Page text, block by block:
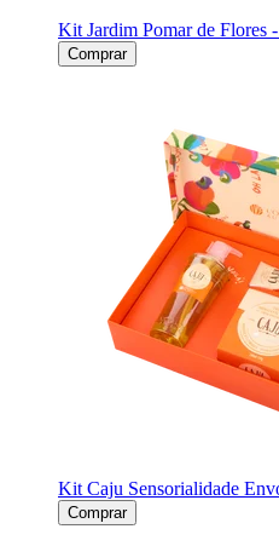
Kit Jardim Pomar de Flores
Comprar
Kit Caju Sensorialidade
Comprar